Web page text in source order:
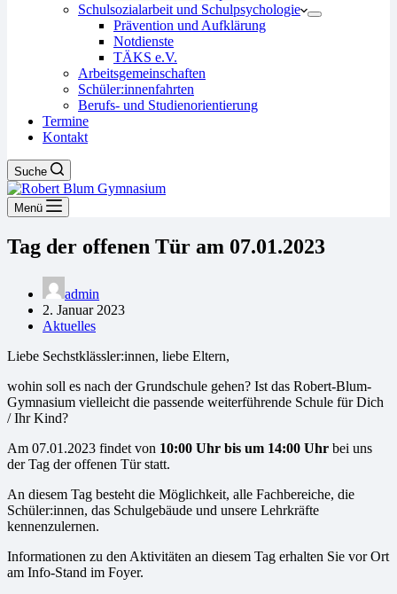
Schulsozialarbeit und Schulpsychologie
Prävention und Aufklärung
Notdienste
TÄKS e.V.
Arbeitsgemeinschaften
Schüler:innenfahrten
Berufs- und Studienorientierung
Termine
Kontakt
Suche
Menü
Tag der offenen Tür am 07.01.2023
admin
2. Januar 2023
Aktuelles
Liebe Sechstklässler:innen, liebe Eltern,
wohin soll es nach der Grundschule gehen? Ist das Robert-Blum-
Gymnasium vielleicht die passende weiterführende Schule für Dich
/ Ihr Kind?
Am 07.01.2023 findet von 10:00 Uhr bis um 14:00 Uhr bei uns
der Tag der offenen Tür statt.
An diesem Tag besteht die Möglichkeit, alle Fachbereiche, die
Schüler:innen, das Schulgebäude und unsere Lehrkräfte
kennenzulernen.
Informationen zu den Aktivitäten an diesem Tag erhalten Sie vor Ort
am Info-Stand im Foyer.